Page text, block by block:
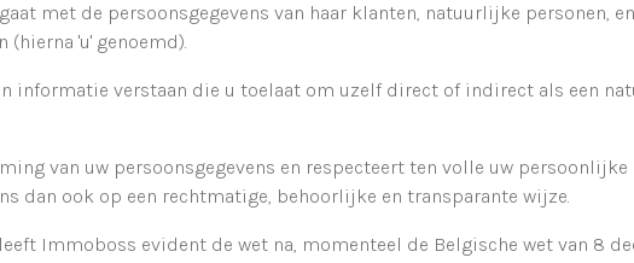
met de persoonsgegevens van haar klanten, natuurlijke personen,
'u' genoemd).
informatie verstaan die u toelaat om uzelf direct of indirect als een
van uw persoonsgegevens en respecteert ten volle uw
dan ook op een rechtmatige, behoorlijke en transparante wijze.
Immoboss evident de wet na, momenteel de Belgische wet van 8